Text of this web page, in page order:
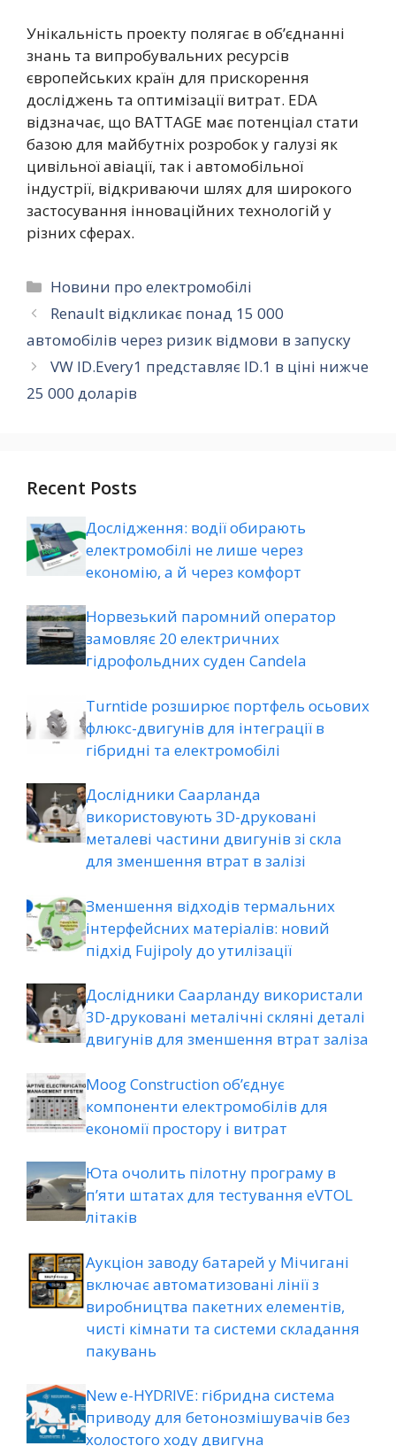
Унікальність проекту полягає в об’єднанні
знань та випробувальних ресурсів
європейських країн для прискорення
досліджень та оптимізації витрат. EDA
відзначає, що BATTAGE має потенціал стати
базою для майбутніх розробок у галузі як
цивільної авіації, так і автомобільної
індустрії, відкриваючи шлях для широкого
застосування інноваційних технологій у
різних сферах.
Категорії
Новини про електромобілі
Renault відкликає понад 15 000
автомобілів через ризик відмови в запуску
VW ID.Every1 представляє ID.1 в ціні нижче
25 000 доларів
Recent Posts
Дослідження: водії обирають
електромобілі не лише через
економію, а й через комфорт
Норвезький паромний оператор
замовляє 20 електричних
гідрофольдних суден Candela
Turntide розширює портфель осьових
флюкс-двигунів для інтеграції в
гібридні та електромобілі
Дослідники Саарланда
використовують 3D-друковані
металеві частини двигунів зі скла
для зменшення втрат в залізі
Зменшення відходів термальних
інтерфейсних матеріалів: новий
підхід Fujipoly до утилізації
Дослідники Саарланду використали
3D-друковані металічні скляні деталі
двигунів для зменшення втрат заліза
Moog Construction об’єднує
компоненти електромобілів для
економії простору і витрат
Юта очолить пілотну програму в
п’яти штатах для тестування eVTOL
літаків
Аукціон заводу батарей у Мічигані
включає автоматизовані лінії з
виробництва пакетних елементів,
чисті кімнати та системи складання
пакувань
New e-HYDRIVE: гібридна система
приводу для бетонозмішувачів без
холостого ходу двигуна